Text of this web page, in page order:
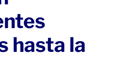
hasta la